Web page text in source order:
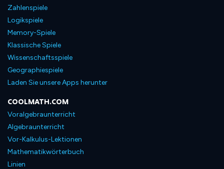
Zahlenspiele
Logikspiele
Memory-Spiele
Klassische Spiele
Wissenschaftsspiele
Geographiespiele
Laden Sie unsere Apps herunter
COOLMATH.COM
Voralgebraunterricht
Algebraunterricht
Vor-Kalkulus-Lektionen
Mathematikwörterbuch
Linien